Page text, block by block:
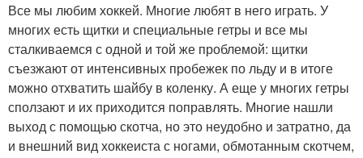
Все мы любим хоккей. Многие любят в него играть. У
многих есть щитки и специальные гетры и все мы
сталкиваемся с одной и той же проблемой: щитки
съезжают от интенсивных пробежек по льду и в итоге
можно отхватить шайбу в коленку. А еще у многих гетры
сползают и их приходится поправлять. Многие нашли
выход с помощью скотча, но это неудобно и затратно, да
и внешний вид хоккеиста с ногами, обмотанным скотчем,